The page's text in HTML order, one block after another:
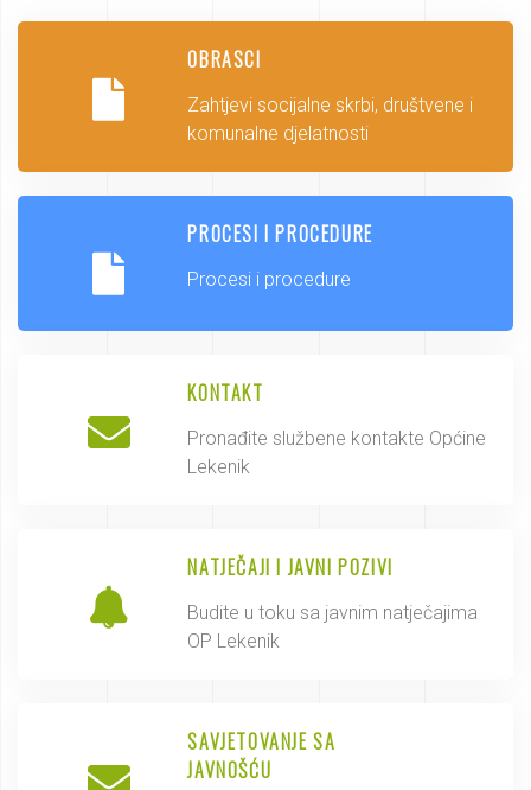
OBRASCI
Zahtjevi socijalne skrbi, društvene i
komunalne djelatnosti
PROCESI I PROCEDURE
Procesi i procedure
KONTAKT
Pronađite službene kontakte Općine
Lekenik
NATJEČAJI I JAVNI POZIVI
Budite u toku sa javnim natječajima
OP Lekenik
SAVJETOVANJE SA
JAVNOŠĆU